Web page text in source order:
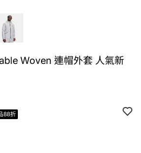
Woven 連帽外套 人氣新
88折